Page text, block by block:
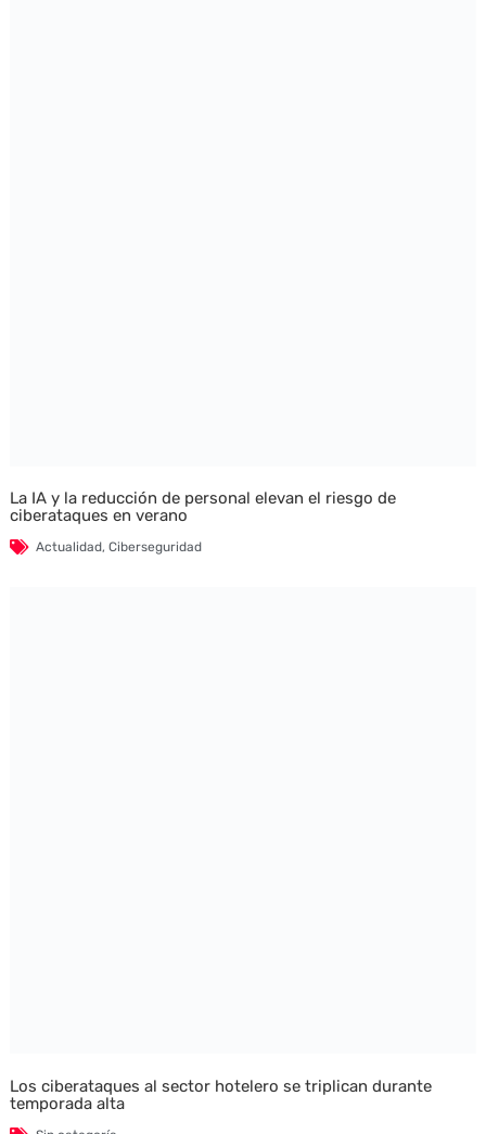
La IA y la reducción de personal elevan el riesgo de
ciberataques en verano
Actualidad, Ciberseguridad
Los ciberataques al sector hotelero se triplican durante
temporada alta